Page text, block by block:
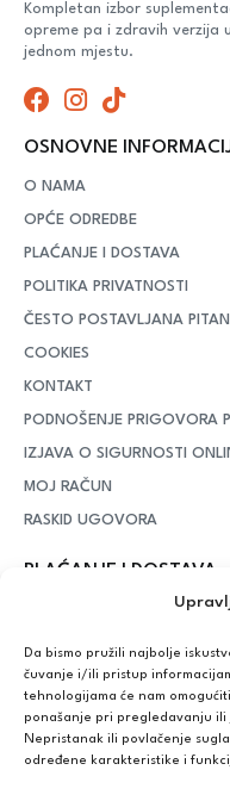
Da bismo pružili najbolje
čuvanje i/ili pristup
tehnologijama će nam
ponašanje pri pregledavanju
Nepristanak ili povlačenje
određene karakteristike i
Kompletan izbor
opreme pa i zdravih verzija
jednom mjestu.
OSNOVNE
O NAMA
OPĆE ODREDBE
PLAĆANJE I DOSTAVA
POLITIKA PRIVATNOSTI
ČESTO POSTAVLJANA
COOKIES
KONTAKT
PODNOŠENJE PRIGOVORA
IZJAVA O SIGURNOSTI
MOJ RAČUN
RASKID UGOVORA
PLAĆANJE I DOSTAVA
Plaćanje:
Bankovna transakcija,